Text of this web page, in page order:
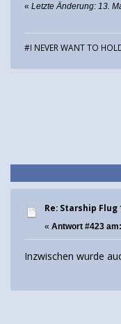
« Letzte Änderung: 13.
#I NEVER WANT TO
Re: Starship Flug
« Antwort #423 am:
Inzwischen wurde